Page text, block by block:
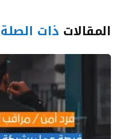
المقالات ذات الصلة